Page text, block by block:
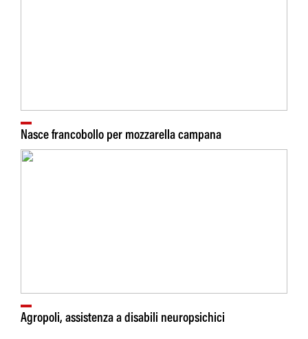
Nasce francobollo per mozzarella campana
Agropoli, assistenza a disabili neuropsichici